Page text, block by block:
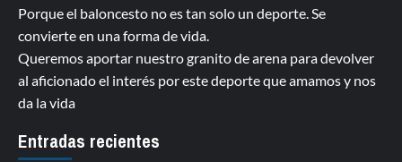
Porque el baloncesto no es tan solo un deporte. Se
convierte en una forma de vida.
Queremos aportar nuestro granito de arena para devolver
al aficionado el interés por este deporte que amamos y nos
da la vida
Entradas recientes